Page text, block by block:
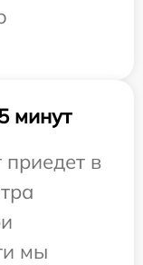
минут
приедет в
мы